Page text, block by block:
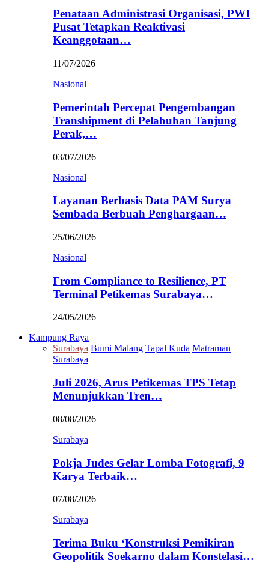
Penataan Administrasi Organisasi, PWI
Pusat Tetapkan Reaktivasi
Keanggotaan…
11/07/2026
Nasional
Pemerintah Percepat Pengembangan
Transhipment di Pelabuhan Tanjung
Perak,…
03/07/2026
Nasional
Layanan Berbasis Data PAM Surya
Sembada Berbuah Penghargaan…
25/06/2026
Nasional
From Compliance to Resilience, PT
Terminal Petikemas Surabaya…
24/05/2026
Kampung Raya
Surabaya Bumi Malang Tapal Kuda Matraman
Surabaya
Juli 2026, Arus Petikemas TPS Tetap
Menunjukkan Tren…
08/08/2026
Surabaya
Pokja Judes Gelar Lomba Fotografi, 9
Karya Terbaik…
07/08/2026
Surabaya
Terima Buku ‘Konstruksi Pemikiran
Geopolitik Soekarno dalam Konstelasi…